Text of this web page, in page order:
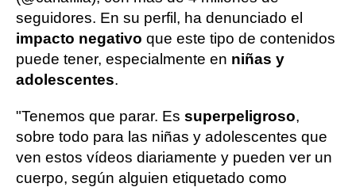
seguidores. En su perfil, ha denunciado el
impacto negativo que este tipo de contenidos
puede tener, especialmente en niñas y
adolescentes.
"Tenemos que parar. Es superpeligroso,
sobre todo para las niñas y adolescentes que
ven estos vídeos diariamente y pueden ver un
cuerpo, según alguien etiquetado como